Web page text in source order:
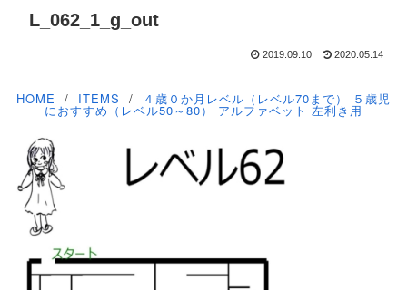
L_062_1_g_out
2019.09.10 2020.05.14
HOME ITEMS ４歳０か月レベル（レベル70まで） ５歳児
におすすめ（レベル50～80） アルファベット 左利き用